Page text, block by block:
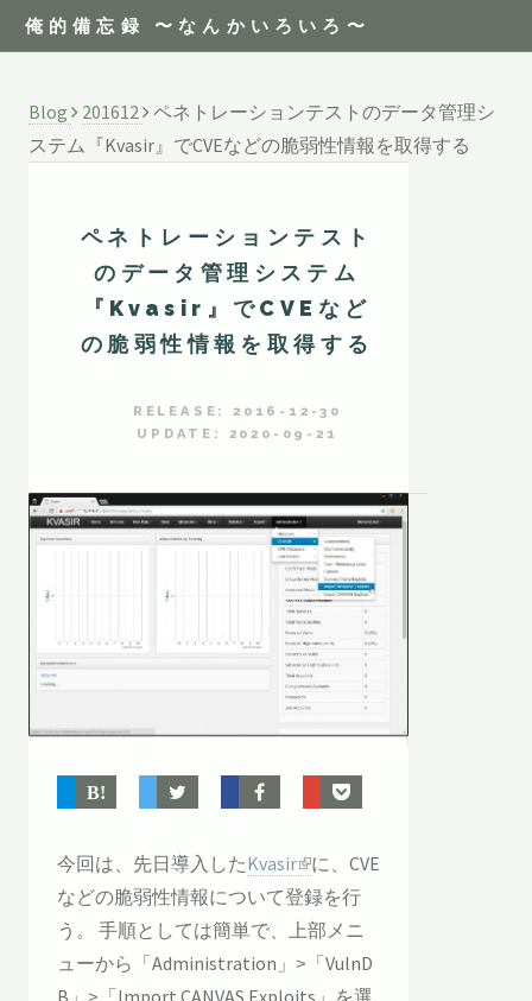
俺的備忘録 〜なんかいろいろ〜
Blog 201612 ペネトレーションテストのデータ管理シ
ステム『Kvasir』でCVEなどの脆弱性情報を取得する
ペネトレーションテスト
のデータ管理システム
『Kvasir』でCVEなど
の脆弱性情報を取得する
RELEASE: 2016-12-30
UPDATE: 2020-09-21
今回は、先日導入したKvasir
に、CVE
などの脆弱性情報について登録を行
う。 手順としては簡単で、上部メニ
ューから「Administration」>「VulnD